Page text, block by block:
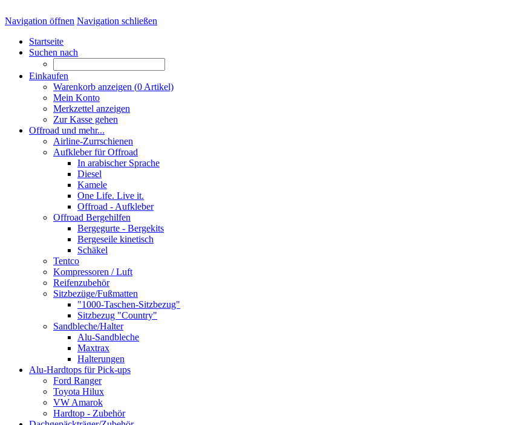
Navigation öffnen Navigation schließen
Startseite
Suchen nach
Einkaufen
Warenkorb anzeigen (0 Artikel)
Mein Konto
Merkzettel anzeigen
Zur Kasse gehen
Offroad und mehr...
Airline-Zurrschienen
Aufkleber für Offroad
In arabischer Sprache
Diesel
Kamele
One Life. Live it.
Offroad - Aufkleber
Offroad Bergehilfen
Bergegurte - Bergekits
Bergeseile kinetisch
Schäkel
Tentco
Kompressoren / Luft
Reifenzubehör
Sitzbezüge/Fußmatten
"1000-Taschen-Sitzbezug"
Sitzbezug "Country"
Sandbleche/Halter
Alu-Sandbleche
Maxtrax
Halterungen
Alu-Hardtops für Pick-ups
Ford Ranger
Toyota Hilux
VW Amarok
Hardtop - Zubehör